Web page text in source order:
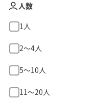
人数
1人
2〜4人
5〜10人
11〜20人